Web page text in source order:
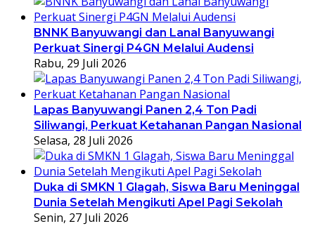
BNNK Banyuwangi dan Lanal Banyuwangi
Perkuat Sinergi P4GN Melalui Audensi
Rabu, 29 Juli 2026
Lapas Banyuwangi Panen 2,4 Ton Padi
Siliwangi, Perkuat Ketahanan Pangan Nasional
Selasa, 28 Juli 2026
Duka di SMKN 1 Glagah, Siswa Baru Meninggal
Dunia Setelah Mengikuti Apel Pagi Sekolah
Senin, 27 Juli 2026